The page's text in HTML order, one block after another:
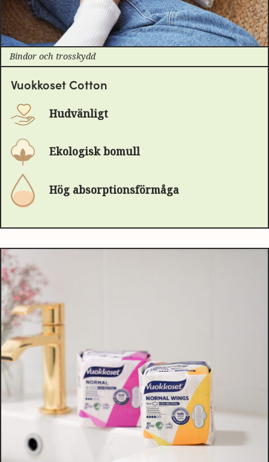
Bindor och trosskydd
Vuokkoset Cotton
Hudvänligt
Ekologisk bomull
Hög absorptionsförmåga